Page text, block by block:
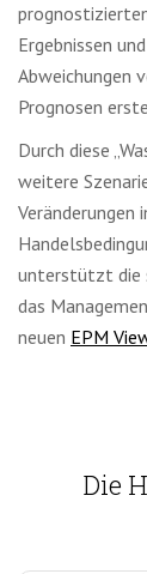
Ergebnissen
Abweichungen
Prognosen
Durch diese
weitere
unterstützt die
das
neuen EPM
Die